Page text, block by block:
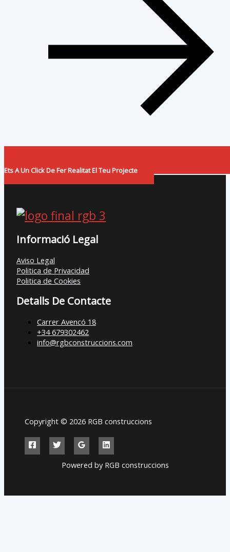
Ets A Un Click De Fer Realitat El Teu Projecte
Informació Legal
Aviso Legal
Politica de Privacidad
Politica de Cookies
Detalls De Contacte
Carrer Avencó 18
+34 679302462
info@rgbconstruccions.com
Copyright © 2026 RGB construccions
Powered by RGB construccions